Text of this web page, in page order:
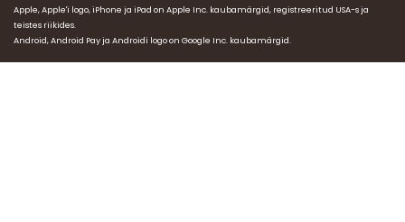
Apple, Apple'i logo, iPhone ja iPad on Apple Inc. kaubamärgid, registreeritud USA-s ja
teistes riikides.
Android, Android Pay ja Androidi logo on Google Inc. kaubamärgid.